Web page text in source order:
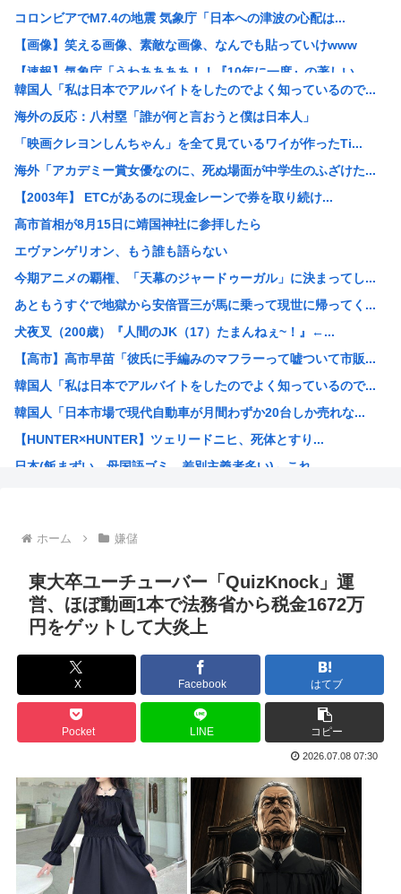
コロンビアでM7.4の地震 気象庁「日本への津波の心配は...
【画像】笑える画像、素敵な画像、なんでも貼っていけwww
【速報】気象庁「うわああああ！！『10年に一度』の著しい...
【画像】女子高生「ガラス張りの床に上がったら下から丸見え...
【衝撃】大学生ワイ、株で大儲けした結果www(※画像あり...
【区画】なんだよこの漫画ｗｗｗ【注意】
【衝撃】四国で出土した1300年前のお皿、「あの足跡」が...
【画像】乳がん検査エロすぎワロタｗｗｗ
【悲報】IQ40未満の男、フォークリフト資格を強制抹消さ...
【高学歴発達障害】IQ凸凹でも生きる道はある？プラント保...
【画像】「エロアニメ」、一向に進化しないwww
定食屋ワイ「天ぷらうどん」店員「お待ちどう」蕎麦アレルギ...
30代夫婦「助けて！ 念願のマイホームが東京に建てられな...
【画像】ショートスリーパー堀大輔さんの若い頃がイケメンス...
【衝撃】NHKさん、みんなが見て見ぬふりをしてきた事を突...
樹里と中学生のカーセクロス完全版。捜索進展した！
【動画像】ミス東大が可愛いと話題に
韓国人「私は日本でアルバイトをしたのでよく知っているので...
海外の反応：八村塁「誰が何と言おうと僕は日本人」
「映画クレヨンしんちゃん」を全て見ているワイが作ったTi...
海外「アカデミー賞女優なのに、死ぬ場面が中学生のふざけた...
【2003年】 ETCがあるのに現金レーンで券を取り続け...
高市首相が8月15日に靖国神社に参拝したら
エヴァンゲリオン、もう誰も語らない
今期アニメの覇権、「天幕のジャードゥーガル」に決まってし...
あともうすぐで地獄から安倍晋三が馬に乗って現世に帰ってく...
犬夜叉（200歳）『人間のJK（17）たまんねぇ~！』←...
【高市】高市早苗「彼氏に手編みのマフラーって嘘ついて市販...
韓国人「私は日本でアルバイトをしたのでよく知っているので...
韓国人「日本市場で現代自動車が月間わずか20台しか売れな...
【HUNTER×HUNTER】ツェリードニヒ、死体とすり...
日本(飯まずい、母国語ゴミ、差別主義者多い)←これ
小野田紀美大臣「憲法で定められた国民の義務は【勤労・納税...
「(玉城デニー知事は)極左暴力集団が全部支えている」大浜...
自民党「グエンやクルドなら介護士資格なくても介護の仕事し...
城内経財相「高市政権の責任ある積極財政は円高圧力」
人気アニメのオープニングに有名アーティストって
海外の反応：八村塁「誰が何と言おうと僕は日本人」
高市早苗、自分のテーブルにだけ花や飾りで別格アピールww...
海外「日本人は何に使ってるんだ？」 世界的ブームの日本の...
韓国人「台風が上陸した国はこんな状況になりました」
漫画が読めなくなった
小泉進次郎、アメリカ人の日本人レ●プ事件に「コメントは控...
もはや参政党一択って感じだけど異論ある？
初めて荒川先生の漫画読んだ
ホーム 嫌儲
東大卒ユーチューバー「QuizKnock」運
営、ほぼ動画1本で法務省から税金1672万
円をゲットして大炎上
X Facebook はてブ
Pocket LINE コピー
2026.07.08 07:30